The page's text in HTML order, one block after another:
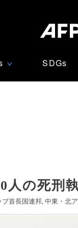
∨ SDGs
人の死刑
ブ首長国連邦 中東・北